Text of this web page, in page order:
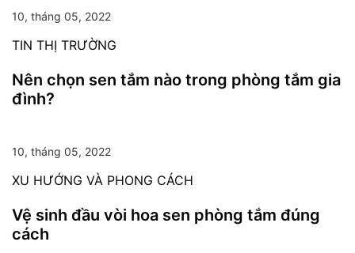
10, tháng 05, 2022
TIN THỊ TRƯỜNG
Nên chọn sen tắm nào trong phòng tắm gia
đình?
10, tháng 05, 2022
XU HƯỚNG VÀ PHONG CÁCH
Vệ sinh đầu vòi hoa sen phòng tắm đúng
cách